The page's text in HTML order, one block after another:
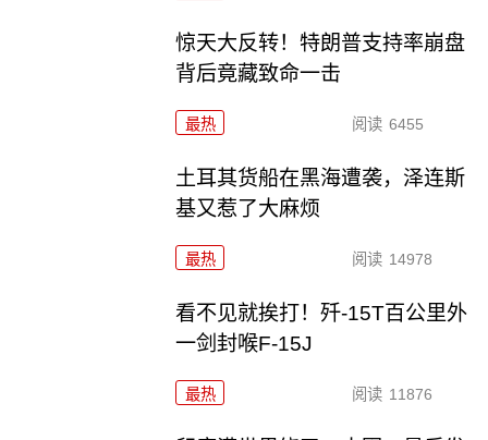
惊天大反转！特朗普支持率崩盘
背后竟藏致命一击
最热 阅读 6455
土耳其货船在黑海遭袭，泽连斯
基又惹了大麻烦
最热 阅读 14978
看不见就挨打！歼-15T百公里外
一剑封喉F-15J
最热 阅读 11876